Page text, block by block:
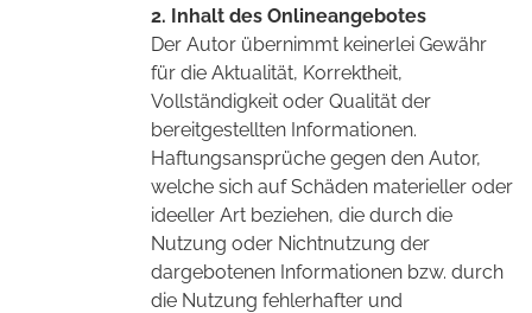
2. Inhalt des Onlineangebotes
Der Autor übernimmt keinerlei Gewähr
für die Aktualität, Korrektheit,
Vollständigkeit oder Qualität der
bereitgestellten Informationen.
Haftungsansprüche gegen den Autor,
welche sich auf Schäden materieller oder
ideeller Art beziehen, die durch die
Nutzung oder Nichtnutzung der
dargebotenen Informationen bzw. durch
die Nutzung fehlerhafter und